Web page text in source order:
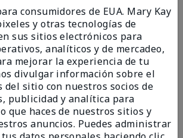
us/
Mary Kay Chromafusion®
to get used to - it goes on very
needs to be softened. I think I will
consumidores de EUA. Mary Kay
y otras tecnologías de
sus sitios electrónicos para
analíticos y de mercadeo,
mejorar la experiencia de tu
divulgar información sobre el
del sitio con nuestros socios de
publicidad y analítica para
que haces de nuestros sitios y
anuncios. Puedes administrar